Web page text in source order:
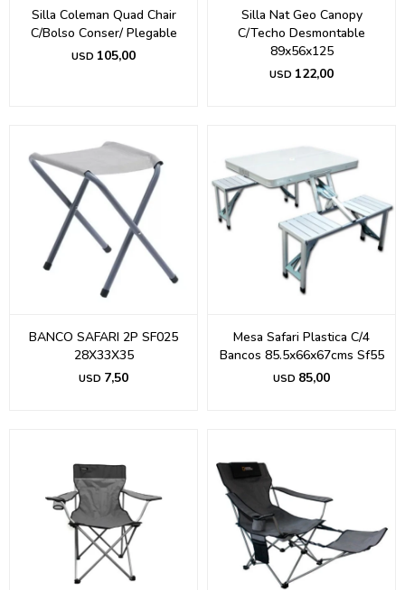
Silla Coleman Quad Chair
C/Bolso Conser/ Plegable
USD 105,00
Silla Nat Geo Canopy
C/Techo Desmontable
89x56x125
USD 122,00
BANCO SAFARI 2P SF025
28X33X35
USD 7,50
Mesa Safari Plastica C/4
Bancos 85.5x66x67cms Sf55
USD 85,00